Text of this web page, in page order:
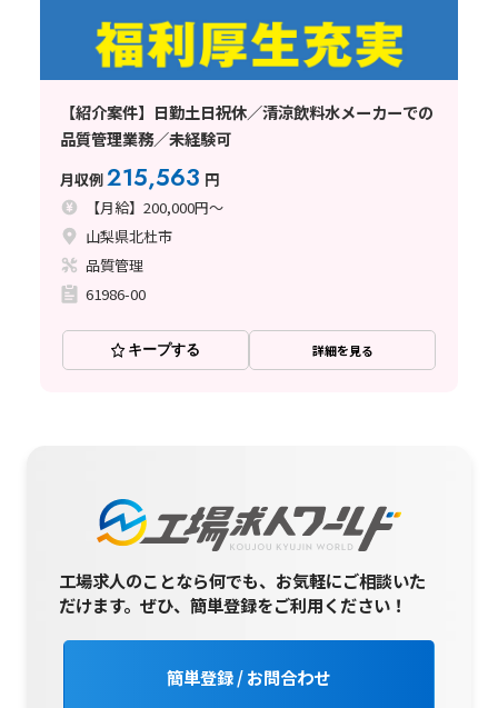
【紹介案件】日勤土日祝休／清涼飲料水メーカーでの
品質管理業務／未経験可
月収例215,563 円
【月給】200,000円～
山梨県北杜市
品質管理
61986-00
キープする 詳細を見る
工場求人のことなら何でも、お気軽にご相談いた
だけます。ぜひ、簡単登録をご利用ください！
簡単登録 / お問合わせ